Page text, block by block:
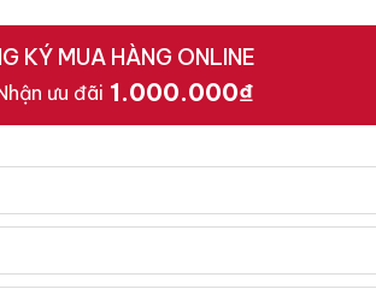
KÝ MUA HÀNG ONLINE
ưu đãi 1.000.000₫